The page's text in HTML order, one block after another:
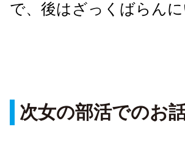
で、後はざっくばらん
次女の部活でのお